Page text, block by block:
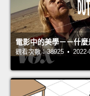
電影中的美學－－什
觀看次數：38925 • 2022-